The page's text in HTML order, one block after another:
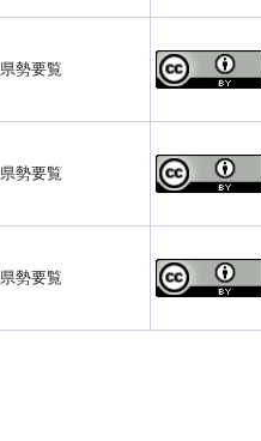
県勢要覧
県勢要覧
県勢要覧